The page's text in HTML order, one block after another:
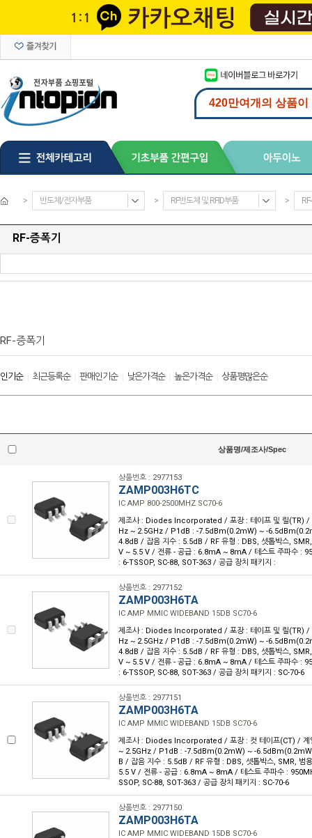
> 반도체/전자부품 > RF반도체 및 RFID부품 >
RF-증폭기
RF-증폭기
인기순| 최근등록순| 판매인기순| 낮은가격순| 높은가격순| 상품평많은순
상품명/제조사/Spec
상품번호 : 2977153
ZAMP003H6TC
IC AMP 800-2500MHZ SC70-6
제조사 : Diodes Incorporated / 포장 : 테이프 및 릴(TR) /
Hz ~ 2.5GHz / P1dB : -7.5dBm(0.2mW) ~ -
4.8dB / 잡음 지수 : 5.5dB / RF 유형 : DBS, 셋톱박스,
V ~ 5.5 V / 전류 - 공급 : 6.8mA ~ 8mA / 테스트 주파수 :
: 6-TSSOP, SC-88, SOT-363 / 공급 장치 패키지 :
상품번호 : 2977152
ZAMP003H6TA
IC AMP MMIC WIDEBAND 15DB SC70-6
제조사 : Diodes Incorporated / 포장 : 테이프 및 릴(TR) /
Hz ~ 2.5GHz / P1dB : -7.5dBm(0.2mW) ~ -
4.8dB / 잡음 지수 : 5.5dB / RF 유형 : DBS, 셋톱박스,
V ~ 5.5 V / 전류 - 공급 : 6.8mA ~ 8mA / 테스트 주파수 :
: 6-TSSOP, SC-88, SOT-363 / 공급 장치 패키지 : SC-70-6
상품번호 : 2977151
ZAMP003H6TA
IC AMP MMIC WIDEBAND 15DB SC70-6
제조사 : Diodes Incorporated / 포장 : 컷 테이프(CT) / 계
~ 2.5GHz / P1dB : -7.5dBm(0.2mW) ~ -
B / 잡음 지수 : 5.5dB / RF 유형 : DBS, 셋톱박스, SMR, 범
5.5 V / 전류 - 공급 : 6.8mA ~ 8mA / 테스트 주파수 :
SSOP, SC-88, SOT-363 / 공급 장치 패키지 : SC-70-6
상품번호 : 2977150
ZAMP003H6TA
IC AMP MMIC WIDEBAND 15DB SC70-6